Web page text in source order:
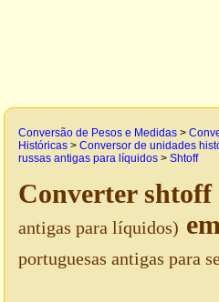
Conversão de Pesos e Medidas >
Históricas > Conversor de unidades
russas antigas para líquidos > Shtoff
Converter shtoff
antigas para líquidos)
portuguesas antigas para